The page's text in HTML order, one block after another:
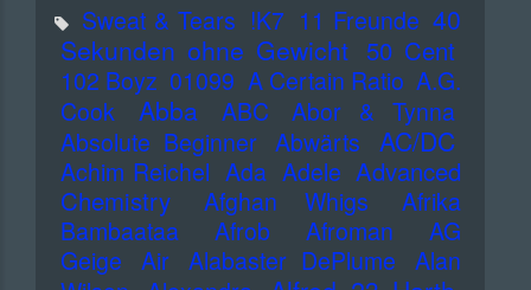
Sweat & Tears !K7 11 Freunde 40
Sekunden ohne Gewicht 50 Cent
102 Boyz 01099 A Certain Ratio A.G.
Cook
Abba ABC
Abor & Tynna
Absolute Beginner Abwärts AC/DC
Achim Reichel Ada Adele Advanced
Chemistry
Afghan Whigs
Afrika
Bambaataa
Afrob Afroman
AG
Geige
Air Alabaster DePlume
Alan